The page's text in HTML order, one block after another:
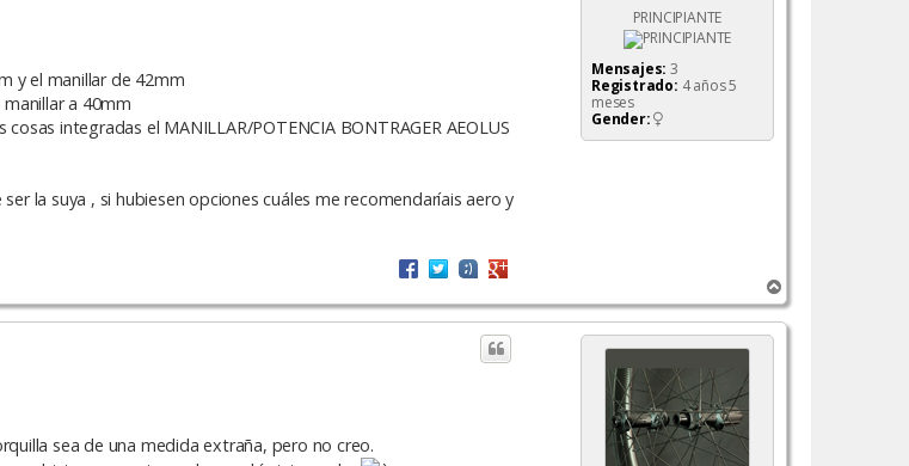
PRINCIPIANTE
Mensajes: 3
Registrado: 4 años 5
meses
Gender:
y el manillar de 42mm
a 40mm
integradas el MANILLAR/POTENCIA BONTRAGER AEOLUS
la suya , si hubiesen opciones cuáles me recomendaríais aero y
r
r
sea de una medida extraña, pero no creo.